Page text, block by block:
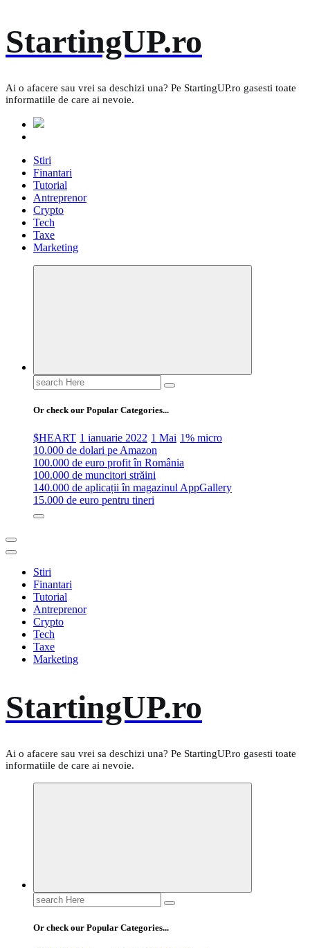
to
content
StartingUP.ro
Ai o afacere sau vrei sa deschizi una? Pe StartingUP.ro gasesti toate
informatiile de care ai nevoie.
Stiri
Finantari
Tutorial
Antreprenor
Crypto
Tech
Taxe
Marketing
Search
for:
Or check our Popular Categories...
$HEART 1 ianuarie 2022 1 Mai 1% micro
10.000 de dolari pe Amazon
100.000 de euro profit în România
100.000 de muncitori străini
140.000 de aplicații în magazinul AppGallery
15.000 de euro pentru tineri
Stiri
Finantari
Tutorial
Antreprenor
Crypto
Tech
Taxe
Marketing
StartingUP.ro
Ai o afacere sau vrei sa deschizi una? Pe StartingUP.ro gasesti toate
informatiile de care ai nevoie.
Search
for:
Or check our Popular Categories...